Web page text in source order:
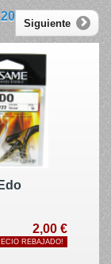
20
Siguiente
2,00 €
REBAJADO!